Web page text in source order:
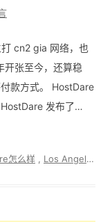
cn2 gia 网络，也
张至今，还算稳
款方式。 HostDare
发布了…
怎么样 Los Angeles